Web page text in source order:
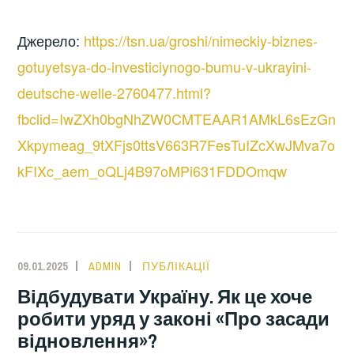
Джерело: https://tsn.ua/groshi/nimeckiy-biznes-
gotuyetsya-do-investiciynogo-bumu-v-ukrayini-
deutsche-welle-2760477.html?
fbclid=IwZXh0bgNhZW0CMTEAAR1AMkL6sEzGn
Xkpymeag_9tXFjs0ttsV663R7FesTuIZcXwJMva7o
kFIXc_aem_oQLj4B97oMPi631FDDOmqw
09.01.2025 ADMIN ПУБЛІКАЦІЇ
Відбудувати Україну. Як це хоче
робити уряд у законі «Про засади
відновлення»?